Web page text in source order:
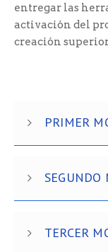
entregar las
activación del
creación
PRIMER
SEGUNDO
TERCER